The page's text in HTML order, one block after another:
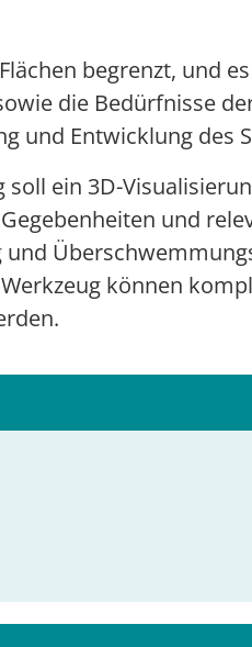
Partner
begrenzt, und
die Bedürfnisse
und Entwicklung des
ein 3D-
und
können